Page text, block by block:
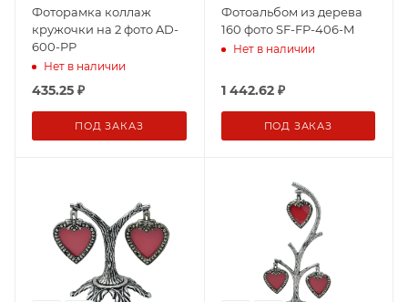
Фоторамка коллаж
кружочки на 2 фото AD-
600-PP
Нет в наличии
435.25 ₽
ПОД ЗАКАЗ
Фотоальбом из дерева
160 фото SF-FP-406-M
Нет в наличии
1 442.62₽
ПОД ЗАКАЗ